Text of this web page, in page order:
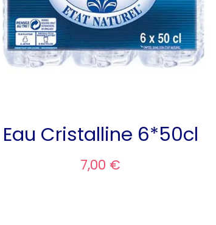
Eau Cristalline 6*50cl
7,00 €